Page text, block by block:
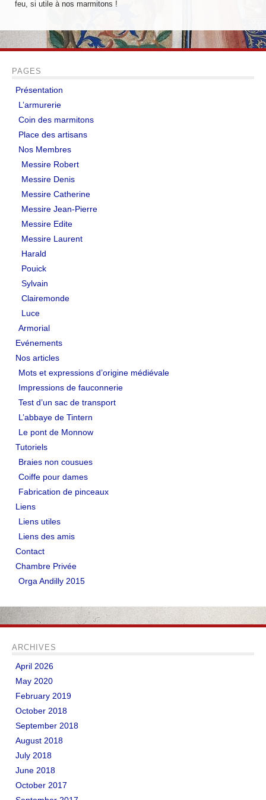
Messire Catherine
Messire Edite
Harald
Pouick
Sylvain
Clairemonde
Armorial
EVÉNEMENTS
Impressions de fauconnerie
L’abbaye de Tintern
Le pont de Monnow
Braies non cousues
Coiffe pour dames
LIENS
Liens utiles
CONTACT
Orga Andilly 2015
feu, si utile à nos marmitons !
PAGES
Présentation
L’armurerie
Coin des marmitons
Place des artisans
Nos Membres
Messire Robert
Messire Denis
Messire Catherine
Messire Jean-Pierre
Messire Edite
Messire Laurent
Harald
Pouick
Sylvain
Clairemonde
Luce
Armorial
Evénements
Nos articles
Mots et expressions d’origine médiévale
Impressions de fauconnerie
Test d’un sac de transport
L’abbaye de Tintern
Le pont de Monnow
Tutoriels
Braies non cousues
Coiffe pour dames
Fabrication de pinceaux
Liens
Liens utiles
Liens des amis
Contact
Chambre Privée
Orga Andilly 2015
ARCHIVES
April 2026
May 2020
February 2019
October 2018
September 2018
August 2018
July 2018
June 2018
October 2017